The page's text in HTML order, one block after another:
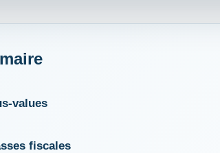
values
fiscales